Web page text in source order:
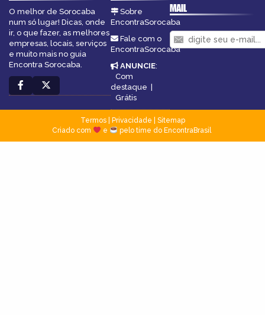
O melhor de Sorocaba
num só lugar! Dicas, onde
ir, o que fazer, as melhores
empresas, locais, serviços
e muito mais no guia
Encontra Sorocaba.
Sobre
EncontraSorocaba
Fale com o
EncontraSorocaba
ANUNCIE:
Com
destaque |
Grátis
MAIL
Termos| Privacidade
Sitemap
Criado com
e pelo time do EncontraBrasil